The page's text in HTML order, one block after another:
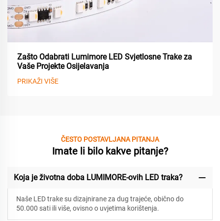
Zašto Odabrati Lumimore LED Svjetlosne Trake za
Vaše Projekte Osijelavanja
PRIKAŽI VIŠE
ČESTO POSTAVLJANA PITANJA
Imate li bilo kakve pitanje?
Koja je životna doba LUMIMORE-ovih LED traka?
Naše LED trake su dizajnirane za dug trajeće, obično do
50.000 sati ili više, ovisno o uvjetima korištenja.